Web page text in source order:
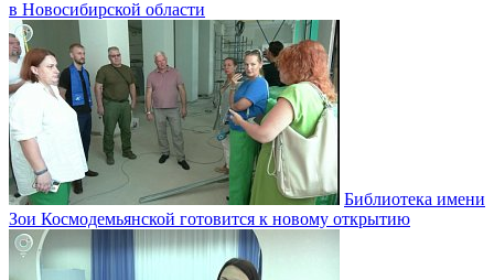
в Новосибирской области
Библиотека имени
Зои Космодемьянской готовится к новому открытию